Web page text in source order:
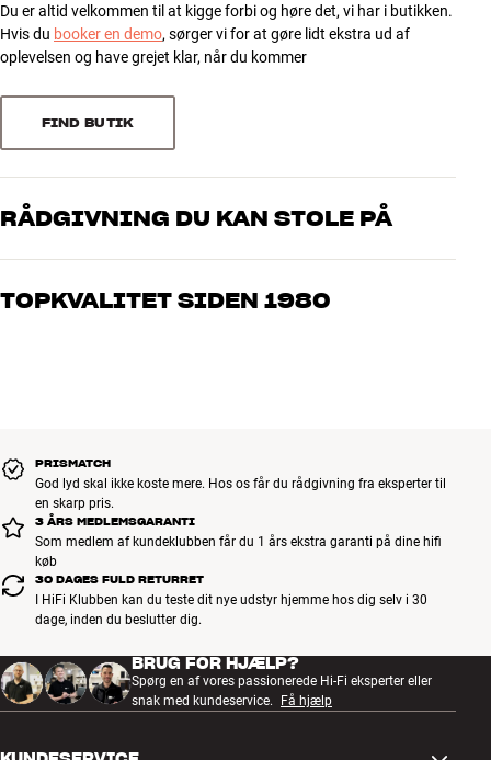
De nye 800 Series Diamond D5 kan opleves fra 15. september i
følgende HiFi Klubben butikker:
København Aaboulevard | Aarhus Tilst | Aalborg City Syd | Odense
Mere fra Bowers & Wilkins
Du er altid velkommen til at kigge forbi og høre det, vi har i butikken.
Hvis du booker en demo, sørger vi for at gøre lidt ekstra ud af
oplevelsen og have grejet klar, når du kommer
FIND BUTIK
RÅDGIVNING DU KAN STOLE PÅ
Vores medarbejdere er ægte entusiaster, som kender produkterne
os, hvad du drømmer om – så finder vi den løsning, der passer
TOPKVALITET SIDEN 1980
PRISMATCH
God lyd skal ikke koste mere. Hos os får du rådgivning fra eksperter til
en skarp pris.
3 ÅRS MEDLEMSGARANTI
Som medlem af kundeklubben får du 1 års ekstra garanti på dine hifi
køb
30 DAGES FULD RETURRET
I HiFi Klubben kan du teste dit nye udstyr hjemme hos dig selv i 30
dage, inden du beslutter dig.
BRUG FOR HJÆLP?
Spørg en af vores passionerede Hi-Fi eksperter eller
snak med kundeservice.
Få hjælp